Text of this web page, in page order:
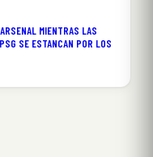
MIENTRAS LAS
SE ESTANCAN POR LOS